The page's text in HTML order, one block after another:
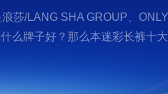
/LANG SHA GROUP、ONLY
么牌子好？那么本迷彩长裤十